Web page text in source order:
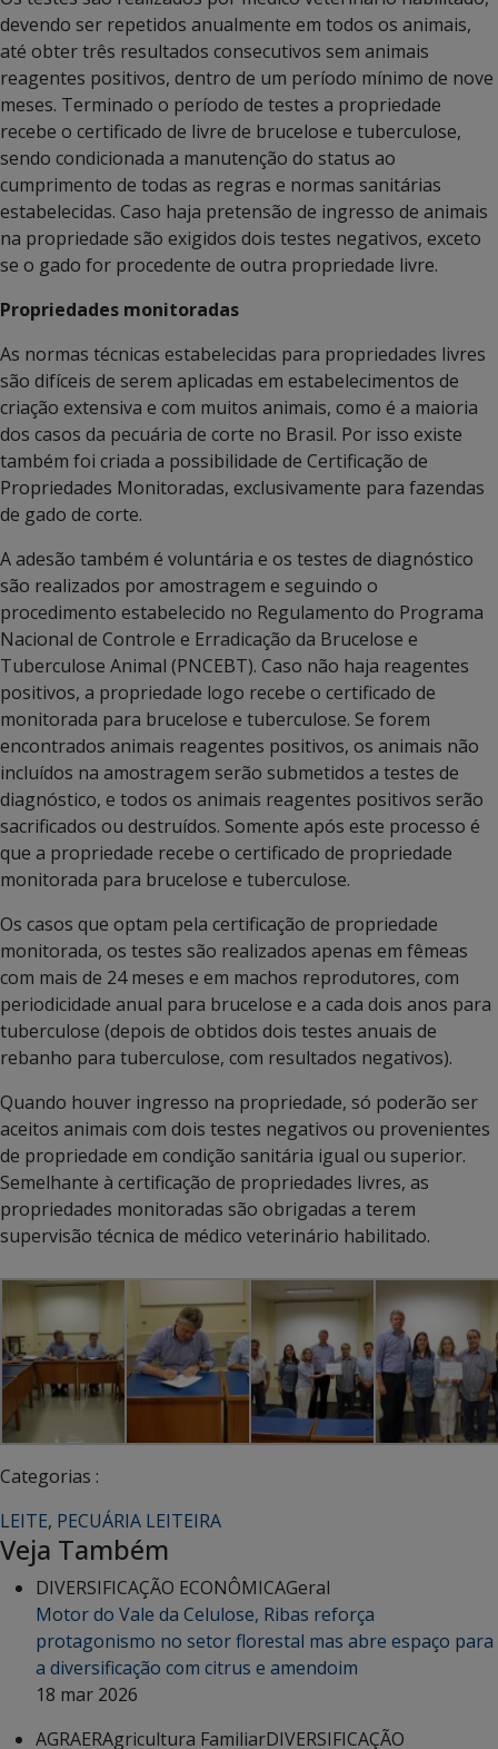
devendo ser repetidos anualmente em todos os animais,
até obter três resultados consecutivos sem animais
reagentes positivos, dentro de um período mínimo de nove
meses. Terminado o período de testes a propriedade
recebe o certificado de livre de brucelose e tuberculose,
sendo condicionada a manutenção do status ao
cumprimento de todas as regras e normas sanitárias
estabelecidas. Caso haja pretensão de ingresso de animais
na propriedade são exigidos dois testes negativos, exceto
se o gado for procedente de outra propriedade livre.
Propriedades monitoradas
As normas técnicas estabelecidas para propriedades livres
são difíceis de serem aplicadas em estabelecimentos de
criação extensiva e com muitos animais, como é a maioria
dos casos da pecuária de corte no Brasil. Por isso existe
também foi criada a possibilidade de Certificação de
Propriedades Monitoradas, exclusivamente para fazendas
de gado de corte.
A adesão também é voluntária e os testes de diagnóstico
são realizados por amostragem e seguindo o
procedimento estabelecido no Regulamento do Programa
Nacional de Controle e Erradicação da Brucelose e
Tuberculose Animal (PNCEBT). Caso não haja reagentes
positivos, a propriedade logo recebe o certificado de
monitorada para brucelose e tuberculose. Se forem
encontrados animais reagentes positivos, os animais não
incluídos na amostragem serão submetidos a testes de
diagnóstico, e todos os animais reagentes positivos serão
sacrificados ou destruídos. Somente após este processo é
que a propriedade recebe o certificado de propriedade
monitorada para brucelose e tuberculose.
Os casos que optam pela certificação de propriedade
monitorada, os testes são realizados apenas em fêmeas
com mais de 24 meses e em machos reprodutores, com
periodicidade anual para brucelose e a cada dois anos para
tuberculose (depois de obtidos dois testes anuais de
rebanho para tuberculose, com resultados negativos).
Quando houver ingresso na propriedade, só poderão ser
aceitos animais com dois testes negativos ou provenientes
de propriedade em condição sanitária igual ou superior.
Semelhante à certificação de propriedades livres, as
propriedades monitoradas são obrigadas a terem
supervisão técnica de médico veterinário habilitado.
Categorias :
LEITE, PECUÁRIA LEITEIRA
Veja Também
DIVERSIFICAÇÃO ECONÔMICAGeral
Motor do Vale da Celulose, Ribas reforça
protagonismo no setor florestal mas abre espaço para
a diversificação com citrus e amendoim
18 mar 2026
AGRAERAgricultura FamiliarDIVERSIFICAÇÃO